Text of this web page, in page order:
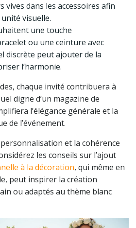
vives dans les accessoires afin
visuelle.
une touche
ou une ceinture avec
discrète peut ajouter de la
l’harmonie.
chaque invité contribuera à
digne d’un magazine de
l’élégance générale et la
de l’événement.
et la cohérence
les conseils sur l’ajout
à la décoration, qui même en
peut inspirer la création
ou adaptés au thème blanc